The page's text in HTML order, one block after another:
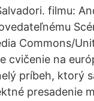
filmu:
Commons/
cvičenie na
príbeh, ktorý
presadenie